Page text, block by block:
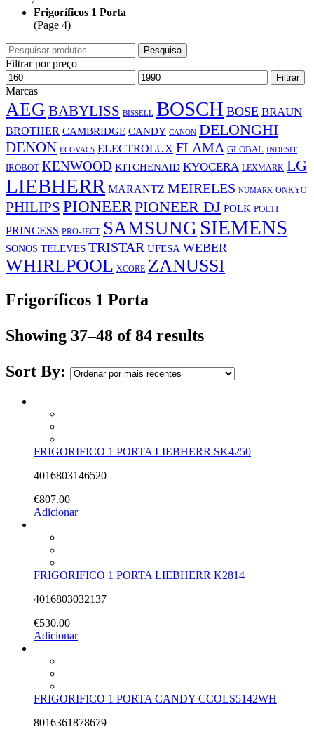
Frigoríficos 1 Porta
(Page 4)
Pesquisar
por:
Pesquisa
Filtrar por preço
Preço
mínimo
Preço
máximo
Filtrar
Marcas
AEG BABYLISS BISSELL BOSCH BOSE BRAUN
BROTHER CAMBRIDGE CANDY CANON DELONGHI
DENON ECOVACS ELECTROLUX FLAMA GLOBAL INDESIT
IROBOT KENWOOD KITCHENAID KYOCERA LEXMARK LG
LIEBHERR MARANTZ MEIRELES NUMARK ONKYO
PHILIPS PIONEERPIONEER DJ POLK POLTI
PRINCESS PRO-JECT SAMSUNG SIEMENS
SONOS TELEVES TRISTAR UFESA WEBER
WHIRLPOOL XCORE ZANUSSI
Frigoríficos 1 Porta
Showing 37–48 of 84 results
Sort By:
FRIGORIFICO 1 PORTA LIEBHERR SK4250
4016803146520
€807.00
Adicionar
FRIGORIFICO 1 PORTA LIEBHERR K2814
4016803032137
€530.00
Adicionar
FRIGORIFICO 1 PORTA CANDY CCOLS5142WH
8016361878679